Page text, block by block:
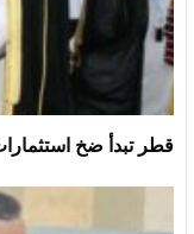
قطر تبدأ ضخ